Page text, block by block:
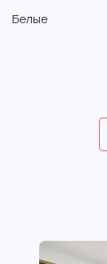
Белые